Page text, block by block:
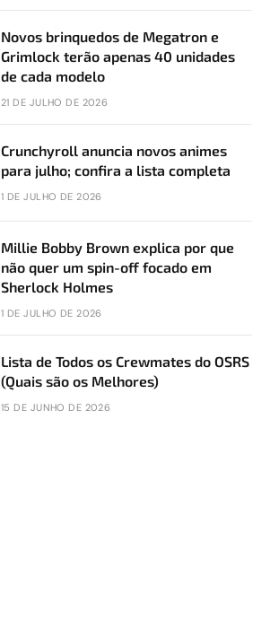
Novos brinquedos de Megatron e
Grimlock terão apenas 40 unidades
de cada modelo
21 DE JULHO DE 2026
Crunchyroll anuncia novos animes
para julho; confira a lista completa
1 DE JULHO DE 2026
Millie Bobby Brown explica por que
não quer um spin-off focado em
Sherlock Holmes
1 DE JULHO DE 2026
Lista de Todos os Crewmates do OSRS
(Quais são os Melhores)
15 DE JUNHO DE 2026